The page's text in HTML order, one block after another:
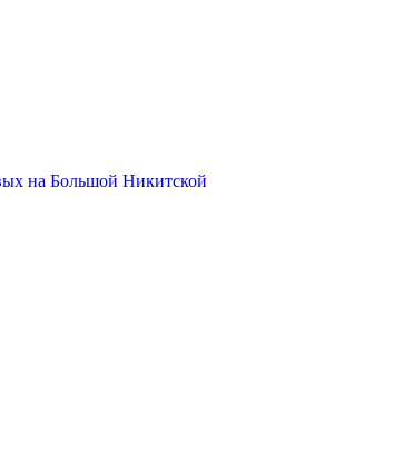
на Большой Никитской